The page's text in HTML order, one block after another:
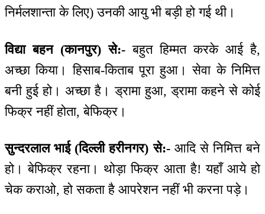
निर्मलशान्ता के लिए) उनकी आयु भी बड़ी हो गई थी।
विद्या बहन (कानपुर) से:- बहुत हिम्मत करके आई है,
अच्छा किया। हिसाब-किताब पूरा हुआ। सेवा के निमित्त
बनी हुई हो। अच्छा है। ड्रामा हुआ, ड्रामा कहने से कोई
फिक्र नहीं होता, बेफिक्र।
सुन्दरलाल भाई (दिल्ली हरीनगर) से:-आदि से निमित्त बने
हो। बेफिक्र रहना। थोड़ा फिक्र आता है! यहाँ आये हो
चेक कराओ, हो सकता है आपरेशन नहीं भी करना पड़े।